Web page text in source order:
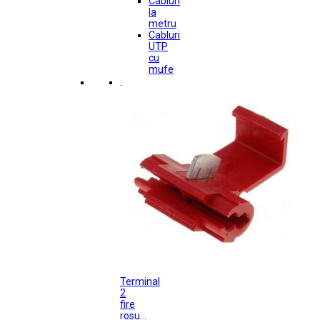
la
metru
Cabluri
UTP
cu
mufe
.
Terminal
2
fire
rosu...